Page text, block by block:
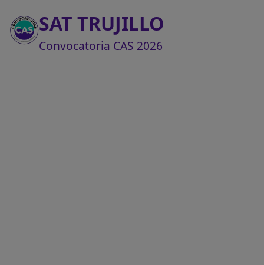
SAT TRUJILLO
Convocatoria CAS 2026